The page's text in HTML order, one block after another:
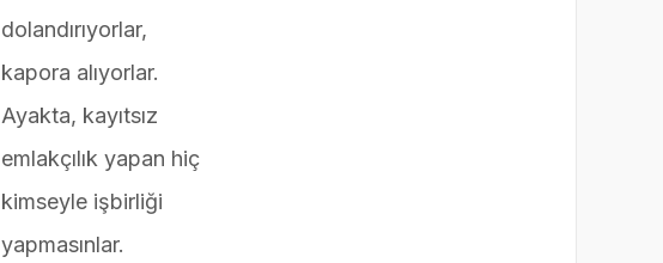
dolandırıyorlar,
kapora alıyorlar.
Ayakta, kayıtsız
emlakçılık yapan hiç
kimseyle işbirliği
yapmasınlar.